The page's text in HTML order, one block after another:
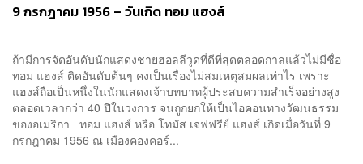
9 กรกฎาคม 1956 – วันเกิด ทอม แฮงส์
ถ้ามีการจัดอันดับนักแสดงชายฮอลลีวูดที่ดีที่สุดตลอดกาลแล้วไม่มีชื่อ
ทอม แฮงส์ ติดอันดับต้นๆ คงเป็นเรื่องไม่สมเหตุสมผลเท่าไร เพราะ
แฮงส์ถือเป็นหนึ่งในนักแสดงเจ้าบทบาทผู้ประสบความสำเร็จอย่างสูง
ตลอดเวลากว่า 40 ปีในวงการ จนถูกยกให้เป็นไอคอนทางวัฒนธรรม
ของอเมริกา ทอม แฮงส์ หรือ โทมัส เจฟฟรีย์ แฮงส์ เกิดเมื่อวันที่ 9
กรกฎาคม 1956 ณ เมืองคองคอร์...